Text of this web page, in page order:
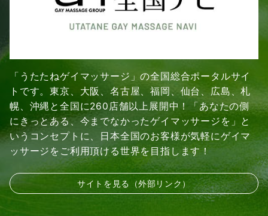
「うたたねゲイマッサージ」の全国総合ポータルサイ
トです。東京、大阪、名古屋、福岡、仙台、広島、札
幌、沖縄と全国に260店舗以上展開中！「あなたの側
にきっとある、今までなかったゲイマッサージを」と
いうコンセプトに、日本全国のお客様が気軽にゲイマ
ッサージをご利用頂ける世界を目指します！
サイトを見る（外部リンク）